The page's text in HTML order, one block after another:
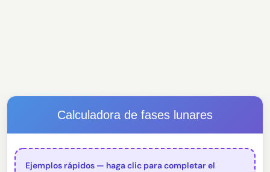
Calculadora de fases lunares
Ejemplos rápidos — haga clic para completar el